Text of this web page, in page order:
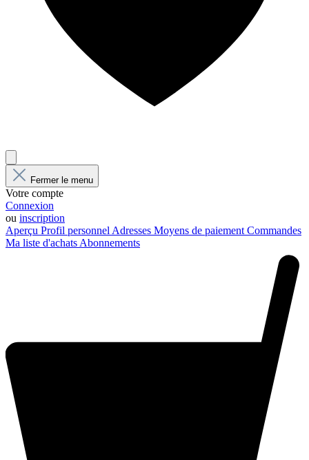
Fermer le menu
Votre compte
Connexion
ou inscription
Aperçu Profil personnel Adresses Moyens de paiement Commandes
Ma liste d'achats Abonnements